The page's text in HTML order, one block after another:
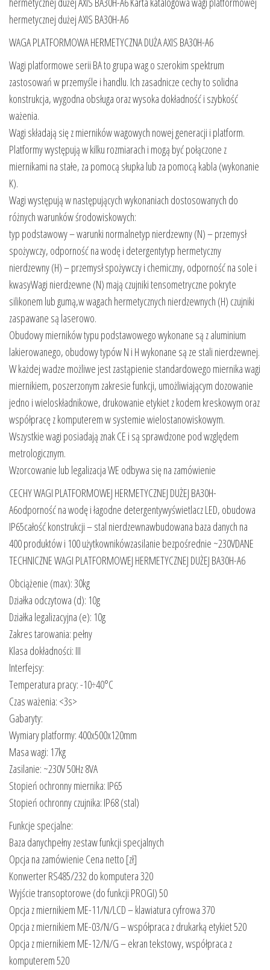
hermetycznej dużej AXIS BA30H-A6
WAGA PLATFORMOWA HERMETYCZNA DUŻA AXIS BA30H-A6
Wagi platformowe serii BA to grupa wag o szerokim spektrum
zastosowań w przemyśle i handlu. Ich zasadnicze cechy to solidna
konstrukcja, wygodna obsługa oraz wysoka dokładność i szybkość
ważenia.
Wagi składają się z mierników wagowych nowej generacji i platform.
Platformy występują w kilku rozmiarach i mogą być połączone z
miernikami na stałe, za pomocą słupka lub za pomocą kabla (wykonanie
K).
Wagi występują w następujących wykonaniach dostosowanych do
różnych warunków środowiskowych:
typ podstawowy – warunki normalnetyp nierdzewny (N) – przemysł
spożywczy, odporność na wodę i detergentytyp hermetyczny
nierdzewny (H) – przemysł spożywczy i chemiczny, odporność na sole i
kwasyWagi nierdzewne (N) mają czujniki tensometryczne pokryte
silikonem lub gumą,w wagach hermetycznych nierdzewnych (H) czujniki
zaspawane są laserowo.
Obudowy mierników typu podstawowego wykonane są z aluminium
lakierowanego, obudowy typów N i H wykonane są ze stali nierdzewnej.
W każdej wadze możliwe jest zastąpienie standardowego miernika wagi
miernikiem, poszerzonym zakresie funkcji, umożliwiającym dozowanie
jedno i wieloskładnikowe, drukowanie etykiet z kodem kreskowym oraz
współpracę z komputerem w systemie wielostanowiskowym.
Wszystkie wagi posiadają znak CE i są sprawdzone pod względem
metrologicznym.
Wzorcowanie lub legalizacja WE odbywa się na zamówienie
CECHY WAGI PLATFORMOWEJ HERMETYCZNEJ DUŻEJ BA30H-
A6odporność na wodę i łagodne detergentywyświetlacz LED, obudowa
IP65całość konstrukcji – stal nierdzewnawbudowana baza danych na
400 produktów i 100 użytkownikówzasilanie bezpośrednie ~230VDANE
TECHNICZNE WAGI PLATFORMOWEJ HERMETYCZNEJ DUŻEJ BA30H-A6
Obciążenie (max): 30kg
Działka odczytowa (d): 10g
Działka legalizacyjna (e): 10g
Zakres tarowania: pełny
Klasa dokładności: III
Interfejsy:
Temperatura pracy: -10÷40°C
Czas ważenia: <3s>
Gabaryty:
Wymiary platformy: 400x500x120mm
Masa wagi: 17kg
Zasilanie: ~230V 50Hz 8VA
Stopień ochronny miernika: IP65
Stopień ochronny czujnika: IP68 (stal)
Funkcje specjalne:
Baza danychpełny zestaw funkcji specjalnych
Opcja na zamówienie Cena netto [zł]
Konwerter RS485/232 do komputera 320
Wyjście transoptorowe (do funkcji PROGI) 50
Opcja z miernikiem ME-11/N/LCD – klawiatura cyfrowa 370
Opcja z miernikiem ME-03/N/G – współpraca z drukarką etykiet 520
Opcja z miernikiem ME-12/N/G – ekran tekstowy, współpraca z
komputerem 520